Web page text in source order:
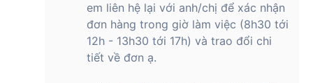
thoải mái sử dụng trong thời gian dài mà không bị gián đoạn.
Đây là một trong những điểm mạnh của sản phẩm, đặc biệt
phù hợp cho những người bận rộn hoặc thường xuyên di
em liên hệ lại với anh/chị để xác nhận
đơn hàng trong giờ làm việc (8h30 tới
12h - 13h30 tới 17h) và trao đổi chi
tiết về đơn ạ.